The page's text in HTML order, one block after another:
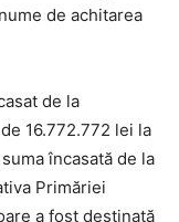
de achitarea
de la
16.772.772 lei la
încasată de la
Primăriei
a fost destinată